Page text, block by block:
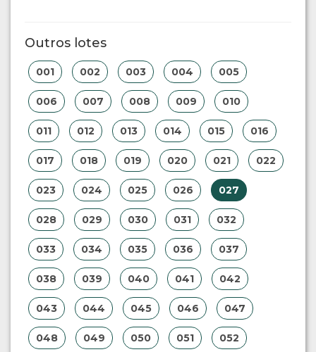
Outros lotes
001 002 003 004 005
006 007 008 009 010
011 012 013 014 015 016
017 018 019 020 021 022
023 024 025 026 027
028 029 030 031 032
033 034 035 036 037
038 039 040 041 042
043 044 045 046 047
048 049 050 051 052